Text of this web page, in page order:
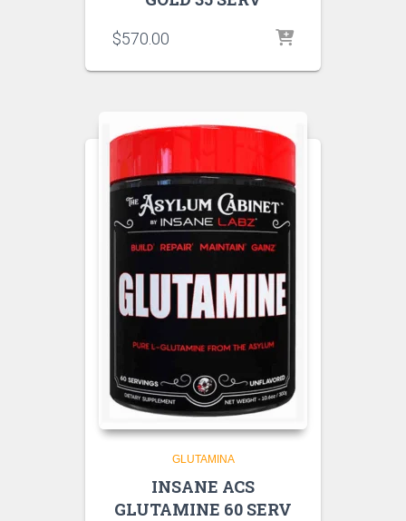
$570.00
GLUTAMINA
INSANE ACS
GLUTAMINE 60 SERV